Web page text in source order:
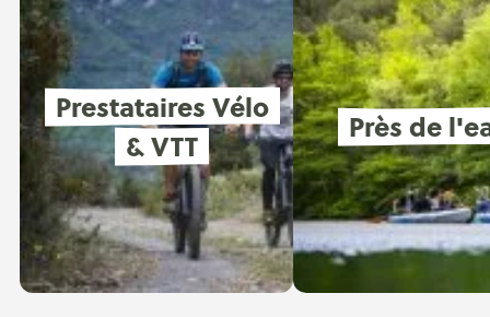
Prestataires Vélo
& VTT
Près de